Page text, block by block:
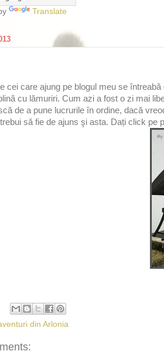
Translate
cei care ajung pe blogul meu se
cu lămuriri. Cum azi a fost o zi mai
de a pune lucrurile în ordine, dacă
să fie de ajuns şi asta. Dați click pe
din Arlonia